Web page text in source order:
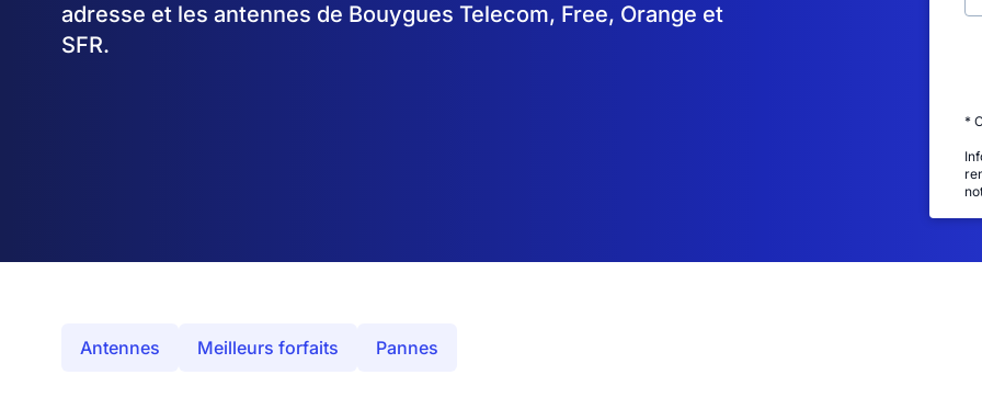
adresse et les antennes de Bouygues Telecom, Free, Orange et
SFR.
*
Antennes Meilleurs forfaits Pannes